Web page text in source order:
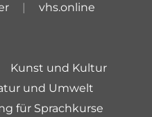
vhs.online
Kunst und Kultur
und Umwelt
für Sprachkurse